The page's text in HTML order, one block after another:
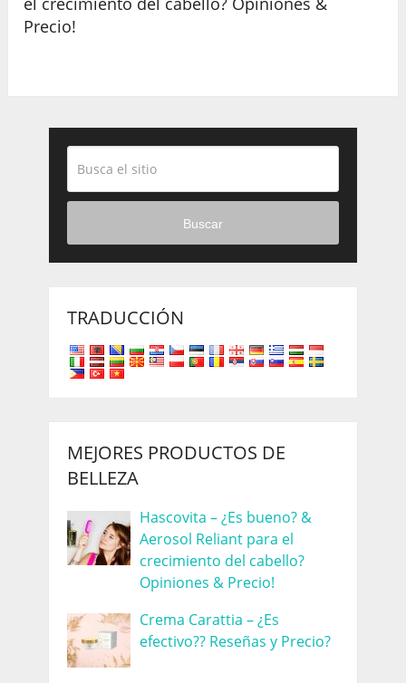
Precio!
Buscar
TRADUCCIÓN
MEJORES PRODUCTOS DE
BELLEZA
Hascovita – ¿Es bueno? &
Aerosol Reliant para el
crecimiento del cabello?
Opiniones & Precio!
Crema Carattia – ¿Es
efectivo?? Reseñas y Precio?